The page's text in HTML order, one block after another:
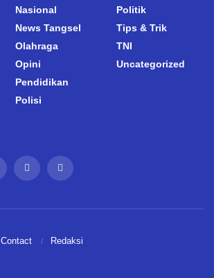
Nasional
News Tangsel
Olahraga
Opini
Pendidikan
Polisi
Politik
Tips & Trik
TNI
Uncategorized
Contact Redaksi